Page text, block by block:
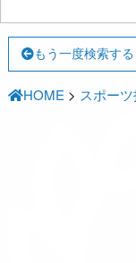
もう一度検索する
HOME > スポー